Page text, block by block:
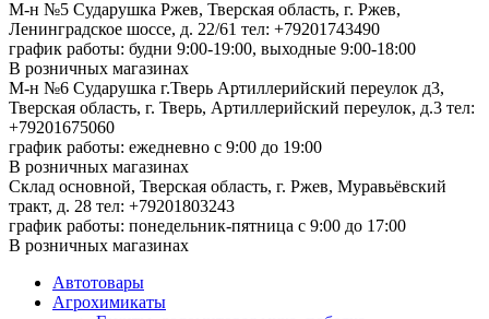
М-н №5 Сударушка Ржев, Тверская область, г. Ржев,
Ленинградское шоссе, д. 22/61 тел: +79201743490
график работы: будни 9:00-19:00, выходные 9:00-18:00
В розничных магазинах
М-н №6 Сударушка г.Тверь Артиллерийский переулок д3,
Тверская область, г. Тверь, Артиллерийский переулок, д.3 тел:
+79201675060
график работы: ежедневно с 9:00 до 19:00
В розничных магазинах
Склад основной, Тверская область, г. Ржев, Муравьёвский
тракт, д. 28 тел: +79201803243
график работы: понедельник-пятница с 9:00 до 17:00
В розничных магазинах
Автотовары
Агрохимикаты